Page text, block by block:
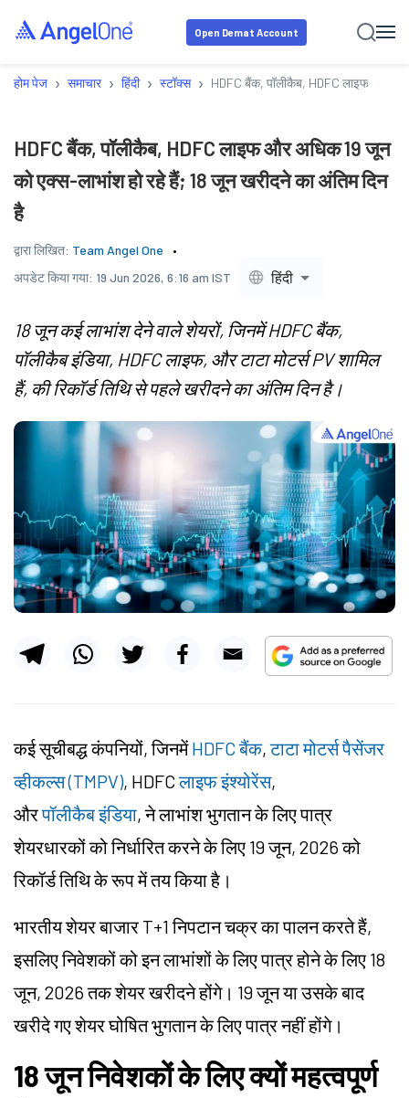
Open Demat Account
होम पेज › समाचार › हिंदी › स्टॉक्स › HDFC बैंक, पॉलीकैब, HDFC लाइफ और
HDFC बैंक, पॉलीकैब, HDFC लाइफ और अधिक 19 जून
को एक्स-लाभांश हो रहे हैं; 18 जून खरीदने का अंतिम दिन
है
द्वारा लिखित: Team Angel One
अपडेट किया गया: 19 Jun 2026, 6:16 am IST हिंदी
18 जून कई लाभांश देने वाले शेयरों, जिनमें HDFC बैंक,
पॉलीकैब इंडिया, HDFC लाइफ, और टाटा मोटर्स PV शामिल
हैं, की रिकॉर्ड तिथि से पहले खरीदने का अंतिम दिन है।
कई सूचीबद्ध कंपनियों, जिनमेंHDFC बैंक,टाटा मोटर्स पैसेंजर
व्हीकल्स (TMPV), HDFCलाइफ इंश्योरेंस,
औरपॉलीकैब इंडिया, ने लाभांश भुगतान के लिए पात्र
शेयरधारकों को निर्धारित करने के लिए 19 जून, 2026 को
रिकॉर्ड तिथि के रूप में तय किया है।
भारतीय शेयर बाजार T+1 निपटान चक्र का पालन करते हैं,
इसलिए निवेशकों को इन लाभांशों के लिए पात्र होने के लिए 18
जून, 2026 तक शेयर खरीदने होंगे। 19 जून या उसके बाद
खरीदे गए शेयर घोषित भुगतान के लिए पात्र नहीं होंगे।
18 जून निवेशकों के लिए क्यों महत्वपूर्ण